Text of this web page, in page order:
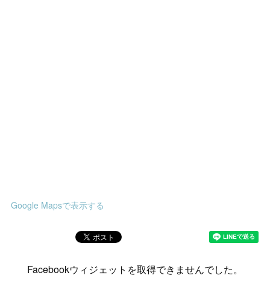
Google Mapsで表示する
Facebookウィジェットを取得できませんでした。